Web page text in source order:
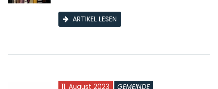
ARTIKEL LESEN
11. August 2023 GEMEINDE